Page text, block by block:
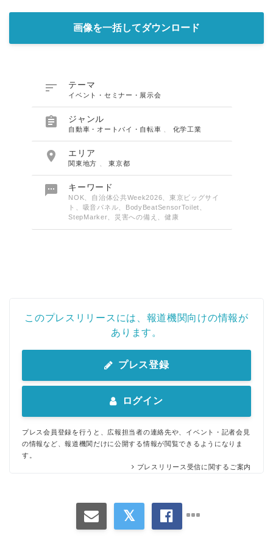
画像を一括してダウンロード
 テーマ
イベント・セミナー・展示会
 ジャンル
自動車・オートバイ・自転車 化学工業
 エリア
関東地方 、東京都
 キーワード
NOK、自治体公共Week2026、東京ビッグサイ
ト、吸音パネル、BodyBeatSensorToilet、
StepMarker、災害への備え、健康
このプレスリリースには、報道機関向けの情報が
あります。
プレス登録
ログイン
プレス会員登録を行うと、広報担当者の連絡先や、イベント・記者会見
の情報など、報道機関だけに公開する情報が閲覧できるようになりま
す。
プレスリリース受信に関するご案内